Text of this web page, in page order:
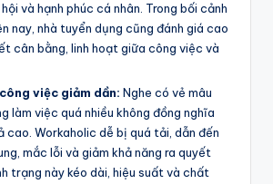
và hạnh phúc cá nhân. Trong bối cảnh
nay, nhà tuyển dụng cũng đánh giá cao
cân bằng, linh hoạt giữa công việc và
việc giảm dần: Nghe có vẻ mâu
làm việc quá nhiều không đồng nghĩa
cao. Workaholic dễ bị quá tải, dẫn đến
mắc lỗi và giảm khả năng ra quyết
trạng này kéo dài, hiệu suất và chất